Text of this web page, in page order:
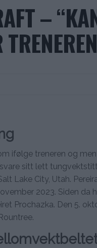
–
ifølge treneren og
sitt lett
Lake City, Utah.
2023. Siden da
Prochazka. Den 5.